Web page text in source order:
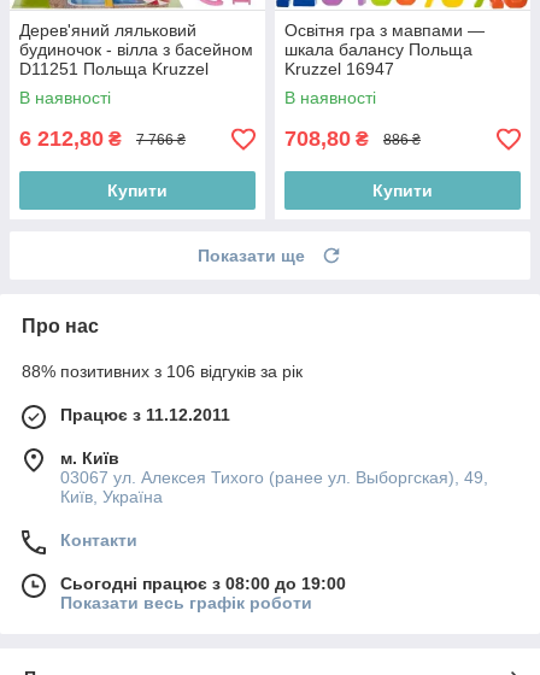
Дерев'яний ляльковий
будиночок - вілла з басейном
D11251 Польща Kruzzel
11251
В наявності
6 212,80 ₴ 7 766 ₴
Купити
Освітня гра з мавпами —
шкала балансу Польща
Kruzzel 16947
В наявності
708,80 ₴ 886 ₴
Купити
Показати ще
Про нас
88% позитивних з 106 відгуків за рік
Працює з 11.12.2011
м. Київ
03067 ул. Алексея Тихого (ранее ул. Выборгская), 49,
Київ, Україна
Контакти
Сьогодні працює з 08:00 до 19:00
Показати весь графік роботи